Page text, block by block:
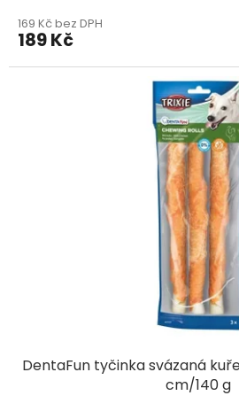
produktu
je
169 Kč bez DPH
189 Kč
DentaFun tyčinka svázaná
cm/140 g